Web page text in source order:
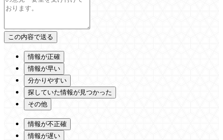
情報が正確
情報が早い
分かりやすい
探していた情報が見つかった
その他
情報が不正確
情報が遅い